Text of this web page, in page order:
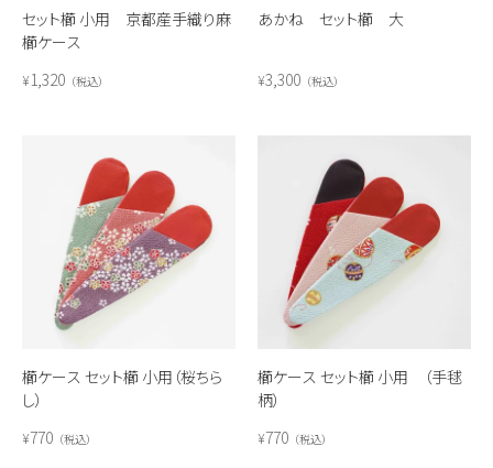
セット櫛 小用 京都産手織り麻
櫛ケース
¥1,320 税込
あかね セット櫛 大
¥3,300 税込
櫛ケース セット櫛 小用（桜ちら
し）
¥770 税込
櫛ケース セット櫛 小用 （手毬
柄）
¥770 税込